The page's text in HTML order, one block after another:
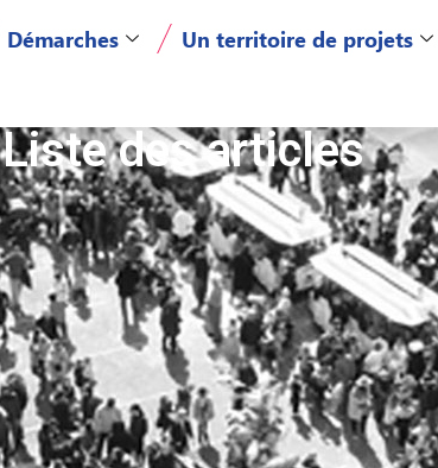
Démarches Un territoire de projets
Liste des articles